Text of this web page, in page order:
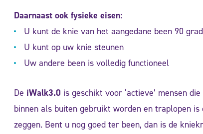
Daarnaast ook fysieke eisen:
U kunt de knie van het aangedane been 90
U kunt op uw knie steunen
Uw andere been is volledig functioneel
De iWalk3.0 is geschikt voor ‘actieve’ mensen
binnen als buiten gebruikt worden en traplopen
zeggen. Bent u nog goed ter been, dan is de